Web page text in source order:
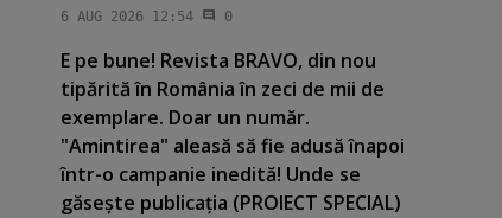
6 AUG 2026 12:54 0
E pe bune! Revista BRAVO, din nou
tipărită în România în zeci de mii de
exemplare. Doar un număr.
"Amintirea" aleasă să fie adusă înapoi
într-o campanie inedită! Unde se
găseşte publicaţia (PROIECT SPECIAL)